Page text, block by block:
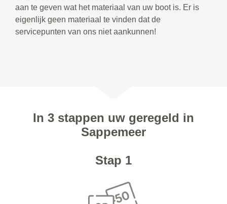
aan te geven wat het materiaal van uw boot is. Er is
eigenlijk geen materiaal te vinden dat de
servicepunten van ons niet aankunnen!
In 3 stappen uw geregeld in
Sappemeer
Stap 1